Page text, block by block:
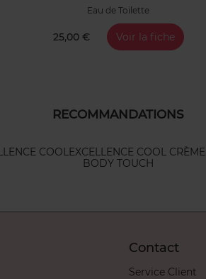
Eau de Toilette
25,00 € Voir la fiche
RECOMMANDATIONS
COOL EXCELLENCE COOL CRÈME
BODY TOUCH
Contact
Service Client